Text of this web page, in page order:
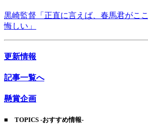
黒崎監督「正直に言えば、春馬君がこ
悔しい」
更新情報
記事一覧へ
懸賞企画
■ TOPICS -おすすめ情報-